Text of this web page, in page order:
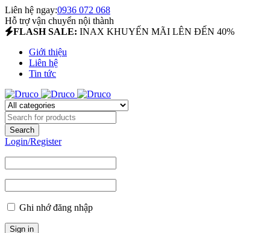
Liên hệ ngay:0936 072 068
Hỗ trợ vận chuyển nội thành
FLASH SALE: INAX KHUYẾN MÃI LÊN ĐẾN 40%
Giới thiệu
Liên hệ
Tin tức
Login/Register
Ghi nhớ đăng nhập